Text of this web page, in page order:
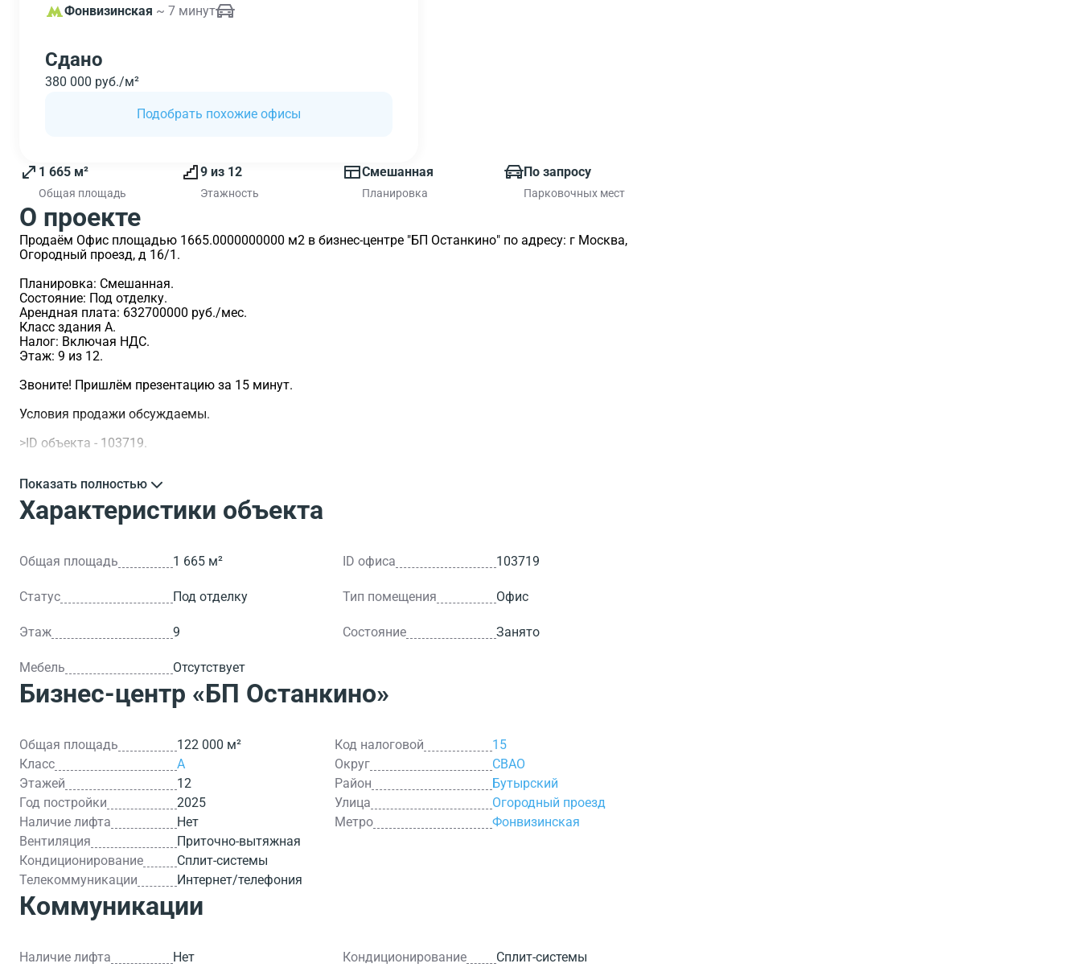
Фонвизинская ~ 7 минут
Сдано
380 000 руб./м²
Подобрать похожие офисы
1 665 м²
Общая площадь
9 из 12
Этажность
Смешанная
Планировка
По запросу
Парковочных мест
О проекте
Продаём Офис площадью 1665.0000000000 м2 в бизнес-центре "БП Останкино" по адресу: г Москва,
Огородный проезд, д 16/1.
Планировка: Смешанная.
Состояние: Под отделку.
Арендная плата: 632700000 руб./мес.
Класс здания A.
Налог: Включая НДС.
Этаж: 9 из 12.
Звоните! Пришлём презентацию за 15 минут.
Условия продажи обсуждаемы.
>ID объекта - 103719.
Показать полностью
Характеристики объекта
Общая площадь 1 665 м² ID офиса 103719
Статус Под отделку Тип помещения Офис
Этаж 9 Состояние Занято
Мебель Отсутствует
Бизнес-центр «БП Останкино»
Общая площадь
122 000 м²
Класс
A
Этажей
12
Год постройки
2025
Наличие лифта
Нет
Вентиляция
Приточно-вытяжная
Кондиционирование
Сплит-системы
Телекоммуникации
Интернет/телефония
Код налоговой
15
Округ
СВАО
Район
Бутырский
Улица
Огородный проезд
Метро
Фонвизинская
Коммуникации
Наличие лифта Нет Кондиционирование Сплит-системы